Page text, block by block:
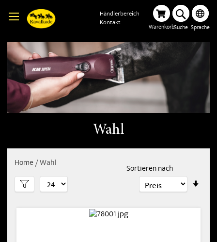
Händlerbereich
Kontakt
Sprache
WarenkorbSuche
Wahl
Home Wahl
Sortieren nach